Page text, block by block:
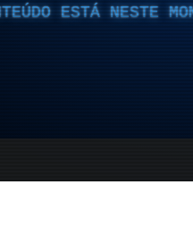
ESTÁ NESTE